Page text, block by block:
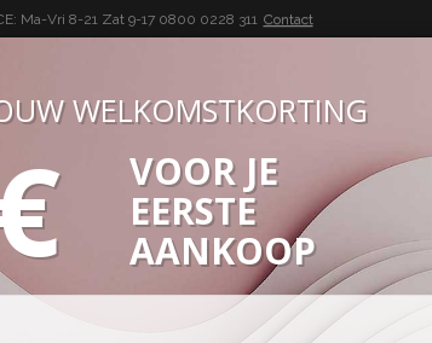
Ma-Vri 8-21 Zat 9-170800 0228 311 Contact
BUON VINO, BUONA VITA
STERKE DRANK ACCESSOIRES
WELKOMSTKORTING
VOOR JE
EERSTE
AANKOOP